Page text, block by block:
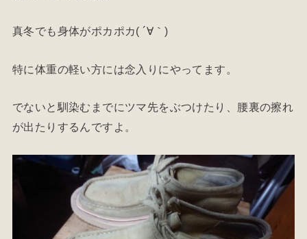
真冬でも身体がポカポカ( ´∀｀)
特に体重の軽い方には念入りにやってます。
でないと馴染むまでにツマ先をぶつけたり、腰裏の擦れ
が出たりするんですよ。